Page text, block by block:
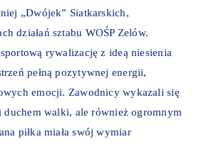
„Dwójek” Siatkarskich,
działań sztabu WOŚP Zelów.
rywalizację z ideą niesienia
pełną pozytywnej energii,
emocji. Zawodnicy wykazali się
walki, ale również ogromnym
piłka miała swój wymiar